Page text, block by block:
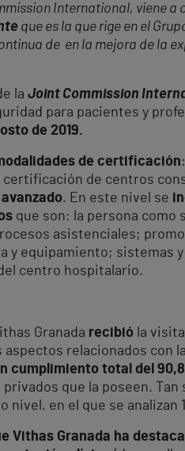
International, viene
que es la que rige en el
de en la mejora de la
la Joint Commission
para pacientes y
de 2019.
de certificación
de centros
. En este nivel se
que son: la persona
asistenciales;
equipamiento; sistemas
centro hospitalario.
Granada recibió la
relacionados con
cumplimiento total del
que la poseen.
nivel, en el que se analizan
Vithas Granada ha